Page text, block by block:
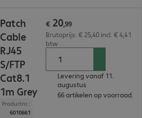
Patch
Cable
RJ45
S/FTP
Cat8.1
1m Grey
Productnr.:
6010661
€ 20,99
Brutoprijs: € 25,40 incl. € 4,41
btw
Levering vanaf 11.
augustus
66 artikelen op voorraad.